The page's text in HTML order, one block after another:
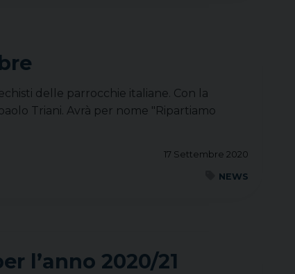
delle parrocchie italiane. Con la
Triani. Avrà per nome "Ripartiamo
17 Settembre 2020
NEWS
l’anno 2020/21